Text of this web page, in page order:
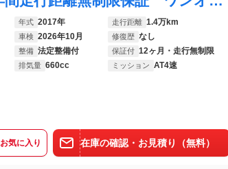
年式 2017年 走行距離 1.4万km
車検 2026年10月 修復歴 なし
整備 法定整備付 保証付 12ヶ月・走行無制限
排気量 660cc ミッション AT4速
お気に入り 在庫の確認・お見積り（無料）